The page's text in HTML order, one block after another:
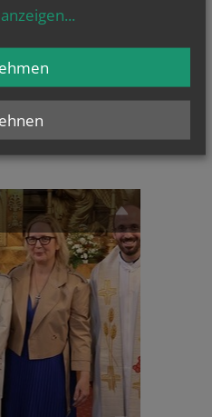
und Gefährten; Märtyrer, Hl.
...